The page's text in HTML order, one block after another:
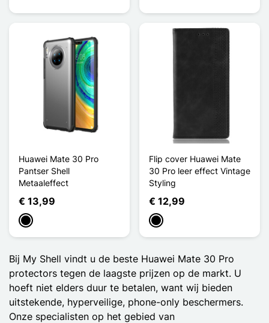
Huawei Mate 30 Pro
Pantser Shell
Metaaleffect
€ 13,99
Zwart
Flip cover Huawei Mate
30 Pro leer effect Vintage
Styling
€ 12,99
Zwart
Bij My Shell vindt u de beste Huawei Mate 30 Pro
protectors tegen de laagste prijzen op de markt. U
hoeft niet elders duur te betalen, want wij bieden
uitstekende, hyperveilige, phone-only beschermers.
Onze specialisten op het gebied van